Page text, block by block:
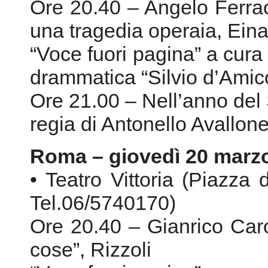
Ore 20.40 – Angelo
una tragedia operaia,
“Voce fuori pagina” a
drammatica “Silvio
Ore 21.00 – Nell’anno
regia di Antonello
Roma – giovedì 20
• Teatro Vittoria (Piazza
Tel.06/5740170)
Ore 20.40 – Gianrico
cose”, Rizzoli